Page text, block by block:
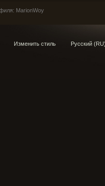
MarionWoy
Изменить стиль Русский